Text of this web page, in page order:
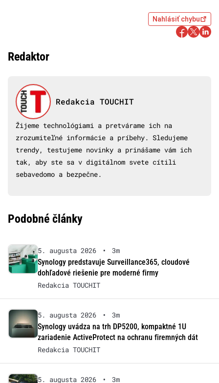
Nahlásiť chybu
Redaktor
Redakcia TOUCHIT
Žijeme technológiami a pretvárame ich na
zrozumiteľné informácie a príbehy. Sledujeme
trendy, testujeme novinky a prinášame vám ich
tak, aby ste sa v digitálnom svete cítili
sebavedomo a bezpečne.
Podobné články
5. augusta 2026 •
3m
Synology predstavuje Surveillance365, cloudové
dohľadové riešenie pre moderné firmy
Redakcia TOUCHIT
5. augusta 2026 •
3m
Synology uvádza na trh DP5200, kompaktné 1U
zariadenie ActiveProtect na ochranu firemných dát
Redakcia TOUCHIT
5. augusta 2026 •
3m